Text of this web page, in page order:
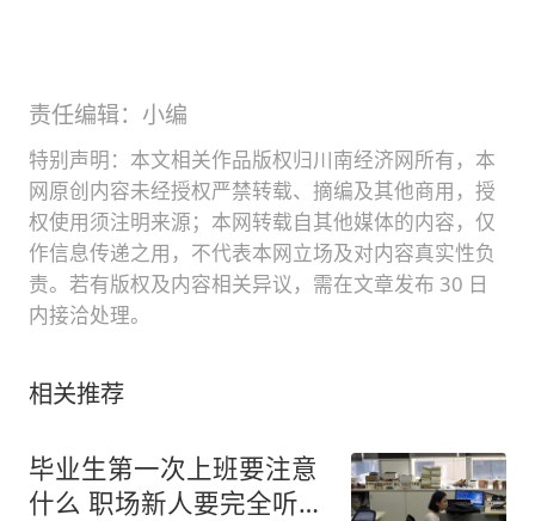
责任编辑：小编
特别声明：本文相关作品版权归川南经济网所有，本
网原创内容未经授权严禁转载、摘编及其他商用，授
权使用须注明来源；本网转载自其他媒体的内容，仅
作信息传递之用，不代表本网立场及对内容真实性负
责。若有版权及内容相关异议，需在文章发布 30 日
内接洽处理。
相关推荐
毕业生第一次上班要注意
什么 职场新人要完全听话